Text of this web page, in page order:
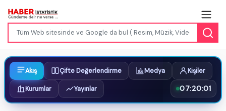
Akış Çifte Değerlendirme Medya Kişiler
Kurumlar Yayınlar 07:20:02